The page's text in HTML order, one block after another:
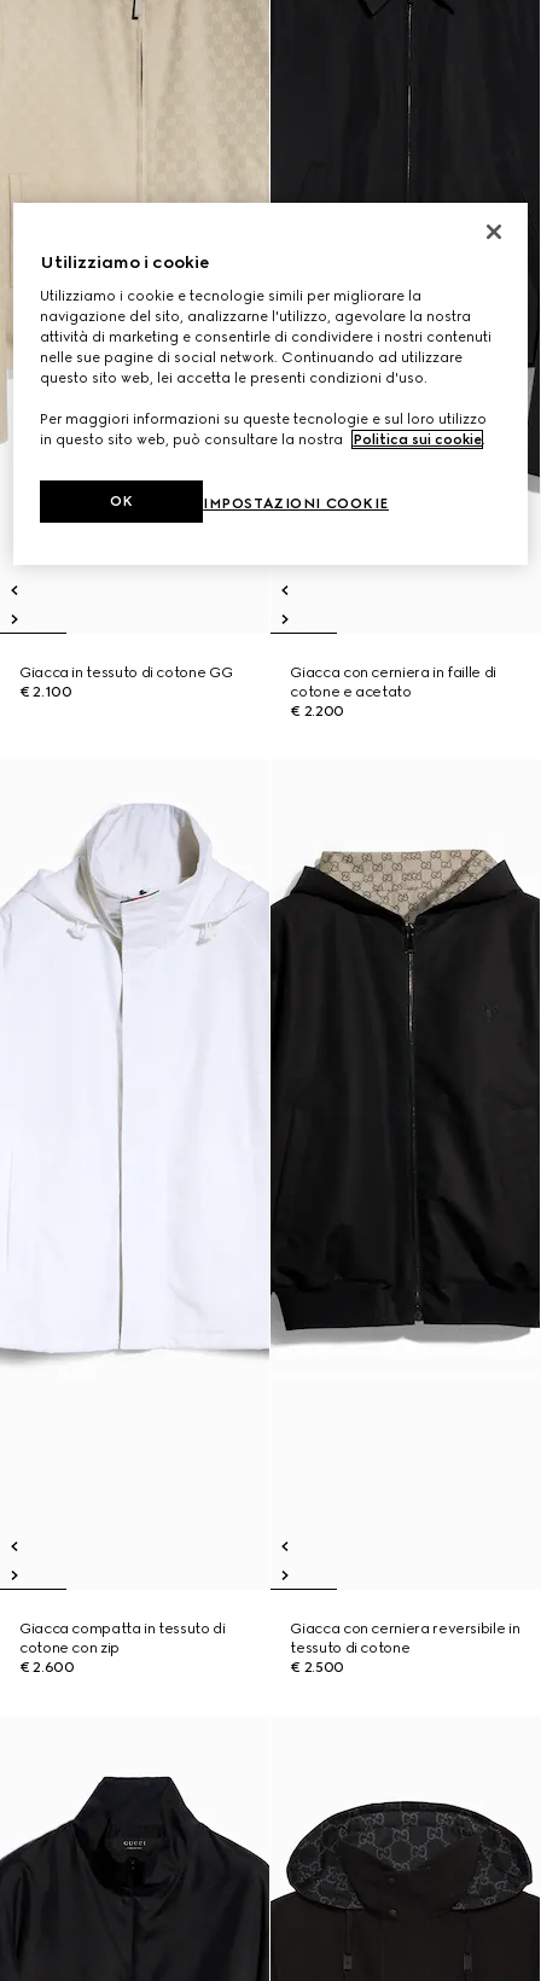
Giacca in tessuto di cotone GG
€ 2.100
Giacca con cerniera in faille di
cotone e acetato
€ 2.200
Giacca compatta in tessuto di
cotone con zip
€ 2.600
Giacca con cerniera reversibile in
tessuto di cotone
€ 2.500
Utilizziamo i cookie
Utilizziamo i cookie e tecnologie simili per migliorare la
navigazione del sito, analizzarne l'utilizzo, agevolare la nostra
attività di marketing e consentirle di condividere i nostri contenuti
nelle sue pagine di social network. Continuando ad utilizzare
questo sito web, lei accetta le presenti condizioni d'uso.
Per maggiori informazioni su queste tecnologie e sul loro utilizzo
in questo sito web, può consultare la nostra
Politica sui cookie.
IMPOSTAZIONI COOKIE
OK